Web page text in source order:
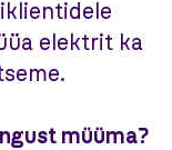
elektrit ka
müüma?